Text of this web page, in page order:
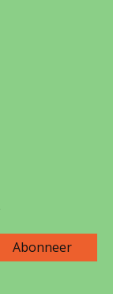
Abonneer